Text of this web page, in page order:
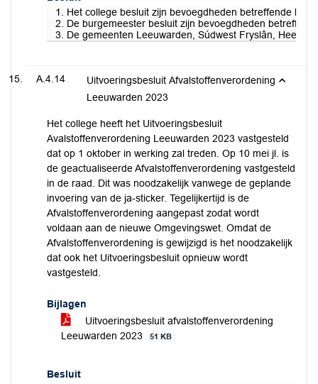
1. Het college besluit zijn bevoegdheden betreffende het
2. De burgemeester besluit zijn bevoegdheden
3. De gemeenten Leeuwarden, Súdwest Fryslân,
A.4.14
Uitvoeringsbesluit Afvalstoffenverordening
Leeuwarden 2023
Het college heeft het Uitvoeringsbesluit
Avalstoffenverordening Leeuwarden 2023 vastgesteld
dat op 1 oktober in werking zal treden. Op 10 mei jl. is
de geactualiseerde Afvalstoffenverordening vastgesteld
in de raad. Dit was noodzakelijk vanwege de geplande
invoering van de ja-sticker. Tegelijkertijd is de
Afvalstoffenverordening aangepast zodat wordt
voldaan aan de nieuwe Omgevingswet. Omdat de
Afvalstoffenverordening is gewijzigd is het noodzakelijk
dat ook het Uitvoeringsbesluit opnieuw wordt
vastgesteld.
Bijlagen
Uitvoeringsbesluit afvalstoffenverordening
Leeuwarden 2023
51 KB
Besluit